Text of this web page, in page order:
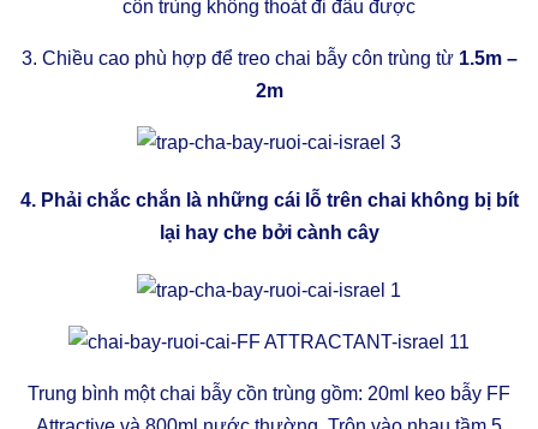
côn trùng không thoát đi đâu được
3. Chiều cao phù hợp để treo chai bẫy côn trùng từ 1.5m –
2m
4. Phải chắc chắn là những cái lỗ trên chai không bị bít
lại hay che bởi cành cây
Trung bình một chai bẫy cồn trùng gồm: 20ml keo bẫy FF